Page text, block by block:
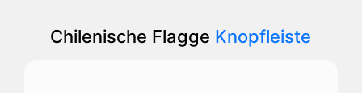
Chilenische Flagge Knopfleiste